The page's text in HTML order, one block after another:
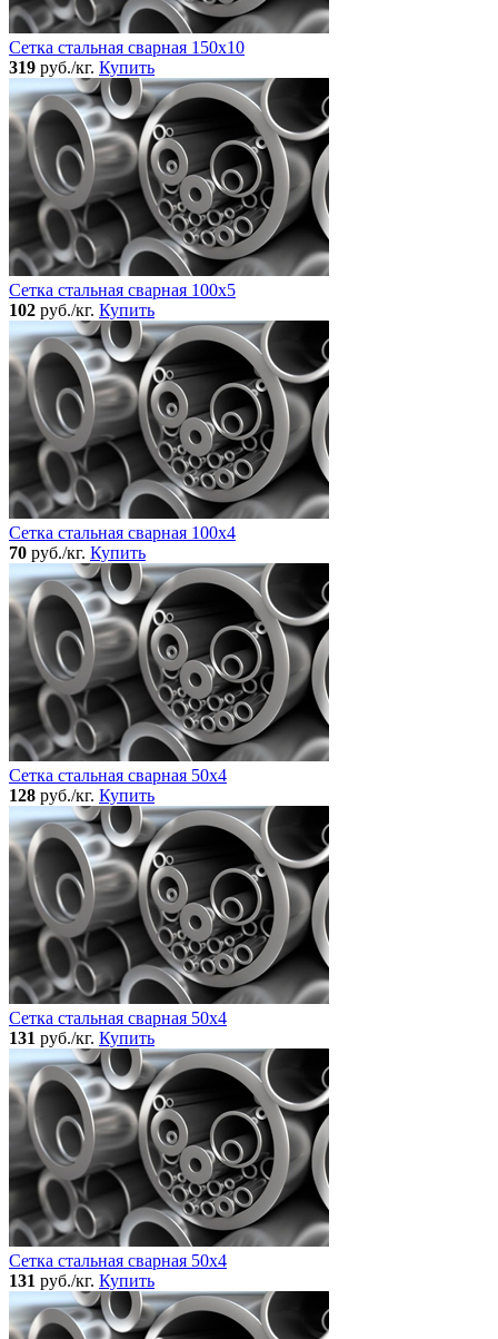
Сетка стальная сварная 150x10
319 руб./кг. Купить
Сетка стальная сварная 100x5
102 руб./кг. Купить
Сетка стальная сварная 100x4
70 руб./кг. Купить
Сетка стальная сварная 50x4
128 руб./кг. Купить
Сетка стальная сварная 50x4
131 руб./кг. Купить
Сетка стальная сварная 50x4
131 руб./кг. Купить